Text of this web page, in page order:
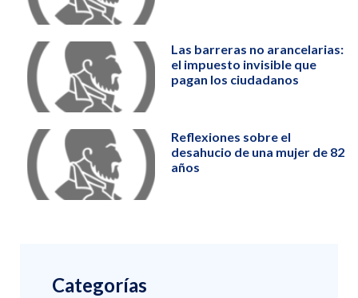
Las barreras no arancelarias:
el impuesto invisible que
pagan los ciudadanos
Reflexiones sobre el
desahucio de una mujer de 82
años
Categorías